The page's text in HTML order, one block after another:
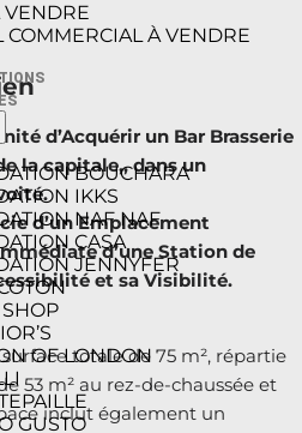
VENDRE
COMMERCIAL À VENDRE
BOUCHARA
IKKS
NAF NAF
CASA
JENNYFER
OF LONDON
GUSTO
d’Acquérir un Bar Brasserie
la capitale,, dans un
d’un Emplacement
d’une Station de
et sa Visibilité.
totale de 75 m², répartie
53 m² au rez-de-chaussée et
inclut également un